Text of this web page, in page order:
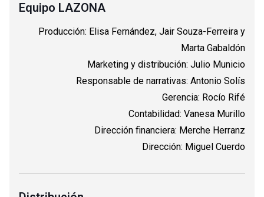
Equipo LAZONA
Producción: Elisa Fernández, Jair Souza-Ferreira y
Marta Gabaldón
Marketing y distribución: Julio Municio
Responsable de narrativas: Antonio Solís
Gerencia: Rocío Rifé
Contabilidad: Vanesa Murillo
Dirección financiera: Merche Herranz
Dirección: Miguel Cuerdo